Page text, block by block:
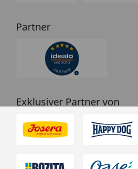
Partner
Exklusiver Partner von